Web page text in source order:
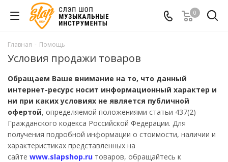
0
Главная - Помощь
Условия продажи товаров
Обращаем Ваше внимание на то, что данный
интернет-ресурс носит информационный характер и
ни при каких условиях не является публичной
офертой, определяемой положениями статьи 437(2)
Гражданского кодекса Российской Федерации. Для
получения подробной информации о стоимости, наличии и
характеристиках представленных на
сайте www.slapshop.ru товаров, обращайтесь к